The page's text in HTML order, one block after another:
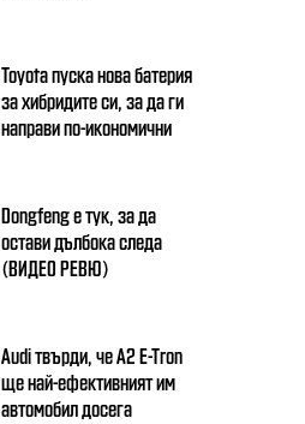
Toyota пуска нова батерия
за хибридите си, за да ги
направи по-икономични
Dongfeng e тук, за да
остави дълбока следа
(ВИДЕО РЕВЮ)
Audi твърди, че A2 E-Tron
ще най-ефективният им
автомобил досега